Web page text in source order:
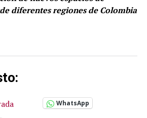
diferentes regiones de Colombia
WhatsApp